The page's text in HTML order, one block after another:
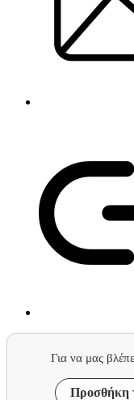
Για να μας
Προσθήκη